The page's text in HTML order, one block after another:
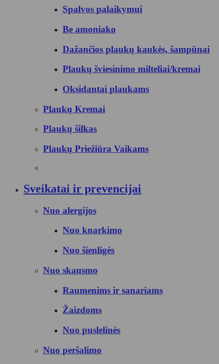
Spalvos palaikymui
Be amoniako
Dažančios plaukų kaukės, šampūnai
Plaukų šviesinimo milteliai/kremai
Oksidantai plaukams
Plaukų Kremai
Plaukų šilkas
Plaukų Priežiūra Vaikams
Sveikatai ir prevencijai
Nuo alergijos
Nuo knarkimo
Nuo šienligės
Nuo skausmo
Raumenims ir sanariams
Žaizdoms
Nuo puslelinės
Nuo peršalimo